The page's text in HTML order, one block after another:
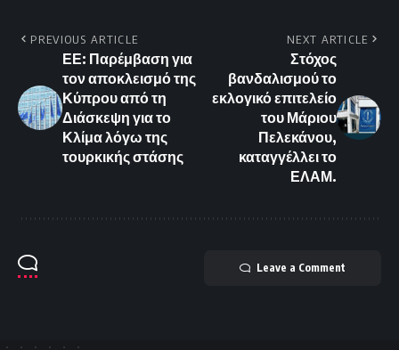
PREVIOUS ARTICLE
ΕΕ: Παρέμβαση για
τον αποκλεισμό της
Κύπρου από τη
Διάσκεψη για το
Κλίμα λόγω της
τουρκικής στάσης
NEXT ARTICLE
Στόχος
βανδαλισμού το
εκλογικό επιτελείο
του Μάριου
Πελεκάνου,
καταγγέλλει το
ΕΛΑΜ.
Leave a Comment